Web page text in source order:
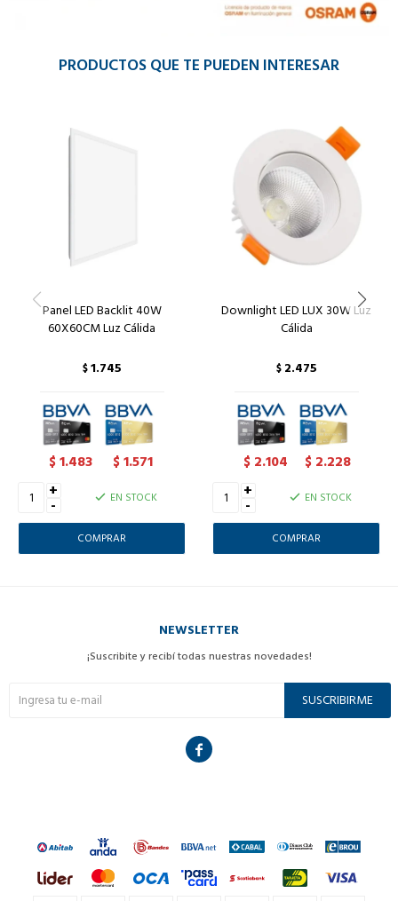
PRODUCTOS QUE TE PUEDEN INTERESAR
Panel LED Backlit 40W
60X60CM Luz Cálida
$1.745
$1.483 $1.571
+
- EN STOCK
Downlight LED LUX 30W Luz
Cálida
$ 2.475
$ 2.104 $ 2.228
+
- EN STOCK
NEWSLETTER
¡Suscribite y recibí todas nuestras novedades!
SUSCRIBIRME
